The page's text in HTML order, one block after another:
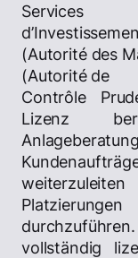
Services
(Autorité des
(Autorité de
Contrôle
Lizenz
Platzierungen
vollständig